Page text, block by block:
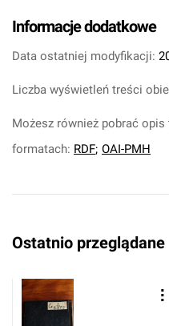
Informacje dodatkowe
Data ostatniej modyfikacji:
Liczba wyświetleń treści
Możesz również pobrać
formatach: RDF; OAI-PMH
Ostatnio przeglądane